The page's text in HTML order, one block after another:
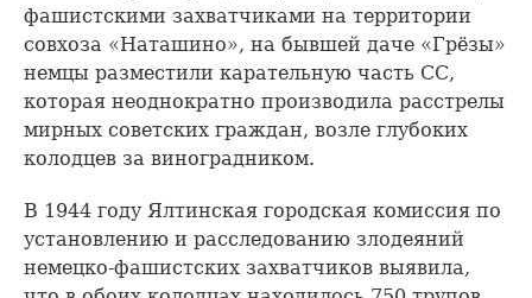
фашистскими захватчиками на территории
совхоза «Наташино», на бывшей даче «Грёзы»
немцы разместили карательную часть СС,
которая неоднократно производила расстрелы
мирных советских граждан, возле глубоких
колодцев за виноградником.
В 1944 году Ялтинская городская комиссия по
установлению и расследованию злодеяний
немецко-фашистских захватчиков выявила,